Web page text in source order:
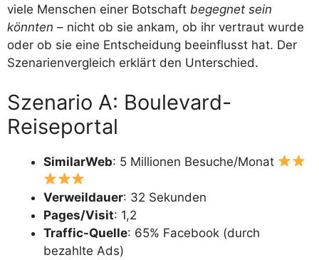
viele Menschen einer Botschaft begegnet sein
könnten – nicht ob sie ankam, ob ihr vertraut wurde
oder ob sie eine Entscheidung beeinflusst hat. Der
Szenarienvergleich erklärt den Unterschied.
Szenario A: Boulevard-
Reiseportal
SimilarWeb: 5 Millionen Besuche/Monat
Verweildauer: 32 Sekunden
Pages/Visit: 1,2
Traffic-Quelle: 65% Facebook (durch
bezahlte Ads)